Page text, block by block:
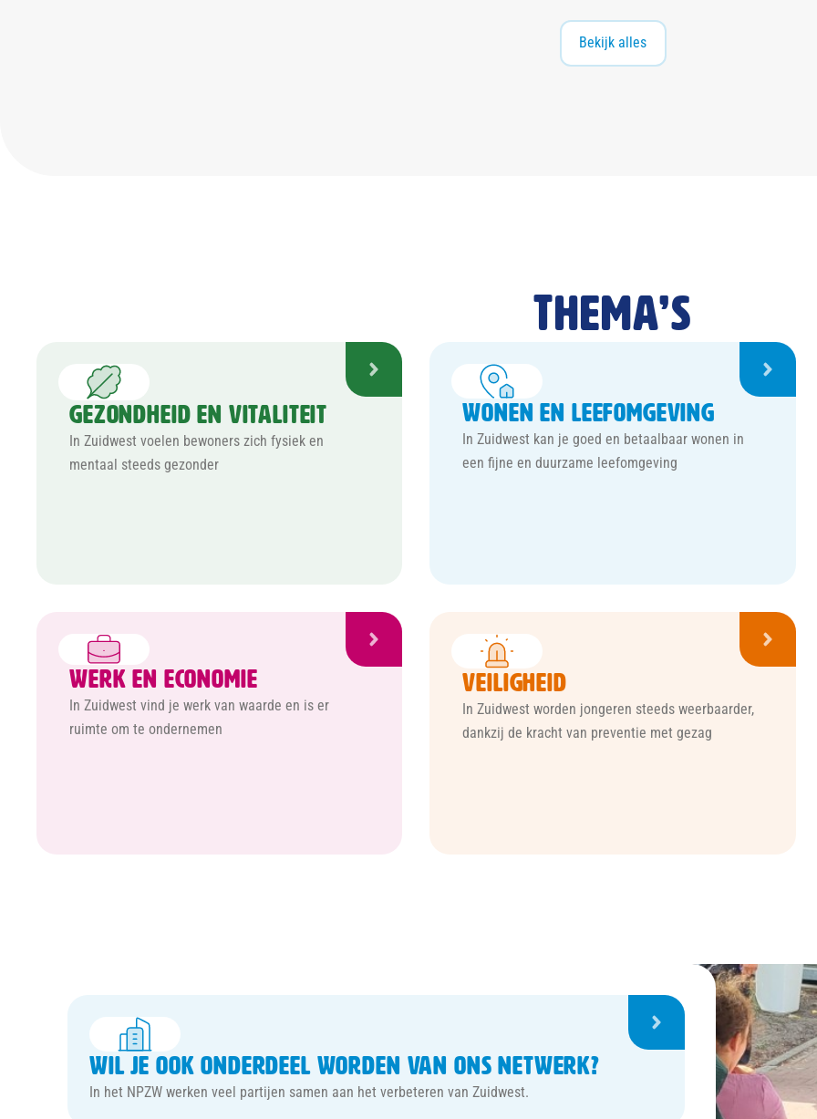
Bekijk alles
Thema’s
Gezondheid en Vitaliteit
In Zuidwest voelen bewoners zich fysiek en
mentaal steeds gezonder
Wonen en Leefomgeving
In Zuidwest kan je goed en betaalbaar wonen in
een fijne en duurzame leefomgeving
Werk en Economie
In Zuidwest vind je werk van waarde en is er
ruimte om te ondernemen
Veiligheid
In Zuidwest worden jongeren steeds weerbaarder,
dankzij de kracht van preventie met gezag
Wil je ook onderdeel worden van ons netwerk?
In het NPZW werken veel partijen samen aan het verbeteren van Zuidwest.